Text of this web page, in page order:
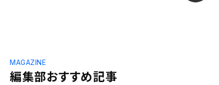
編集部おすすめ記事
MAGAZINE